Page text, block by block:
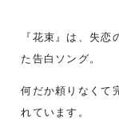
『花束』は、失
た告白ソング。
何だか頼りなくて
れています。